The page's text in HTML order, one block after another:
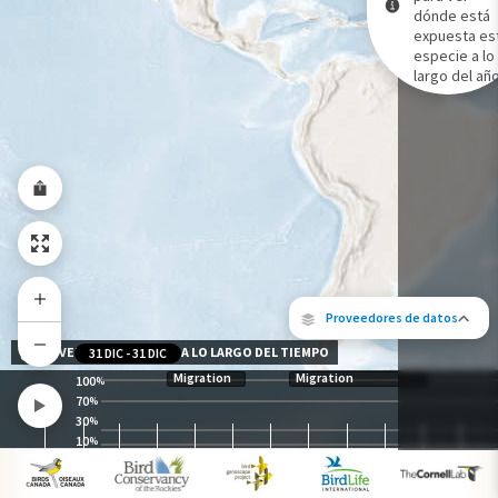
Proveedores de datos
Los siguientes socios contribuyeron
Gama de especies por estación
Gama de verano
Rango de invierno
Rango a lo largo del año
dónde está
expuesta
especie a lo
largo del
100%
70%
30%
10%
Migration Migration
31 DIC -31 DIC
NIVEL DE EXPOSICIÓN A LO LARGO DEL TIEMPO